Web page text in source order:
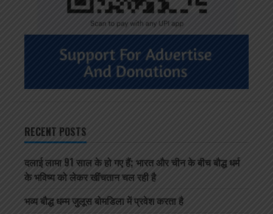
RECENT POSTS
दलाई लामा 91 साल के हो गए हैं; भारत और चीन के बीच बौद्ध धर्म
के भविष्य को लेकर खींचतान चल रही है
भव्य बौद्ध धम्म जुलूस बोमडिला में प्रवेश करता है